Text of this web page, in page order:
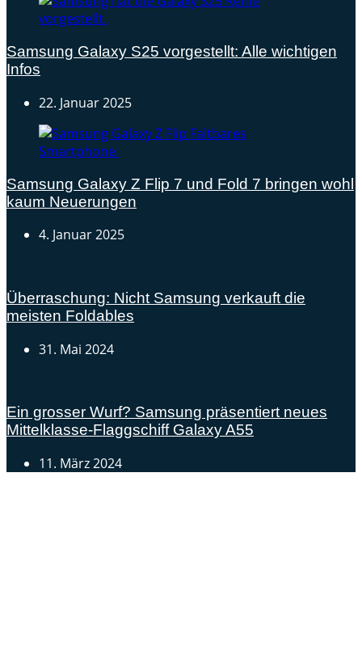
Samsung Galaxy S25 vorgestellt: Alle wichtigen
Infos
22. Januar 2025
Samsung Galaxy Z Flip 7 und Fold 7 bringen wohl
kaum Neuerungen
4. Januar 2025
Überraschung: Nicht Samsung verkauft die
meisten Foldables
31. Mai 2024
Ein grosser Wurf? Samsung präsentiert neues
Mittelklasse-Flaggschiff Galaxy A55
11. März 2024